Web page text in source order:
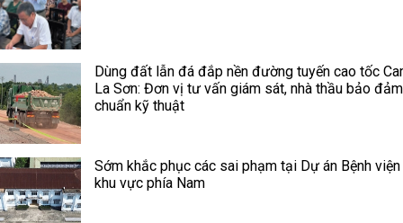
Dùng đất lẫn đá đắp nền đường tuyến cao tốc
La Sơn: Đơn vị tư vấn giám sát, nhà thầu bảo
chuẩn kỹ thuật
Sớm khắc phục các sai phạm tại Dự án Bệnh
khu vực phía Nam